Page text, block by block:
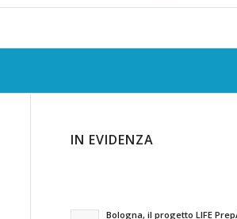
IN EVIDENZA
Bologna, il progetto LIFE